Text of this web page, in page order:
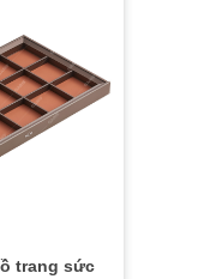
trang sức